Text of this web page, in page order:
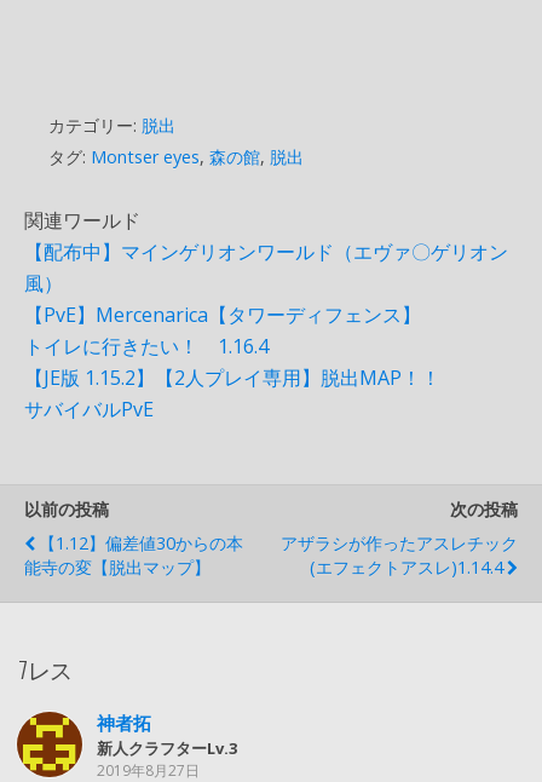
カテゴリー: 脱出
タグ: Montser eyes, 森の館, 脱出
関連ワールド
【配布中】マインゲリオンワールド（エヴァ〇ゲリオン
風）
【PvE】Mercenarica【タワーディフェンス】
トイレに行きたい！ 1.16.4
【JE版 1.15.2】【2人プレイ専用】脱出MAP！！
サバイバルPvE
以前の投稿
【1.12】偏差値30からの本
能寺の変【脱出マップ】
次の投稿
アザラシが作ったアスレチック
(エフェクトアスレ)1.14.4
7レス
神者拓
新人クラフターLv.3
2019年8月27日